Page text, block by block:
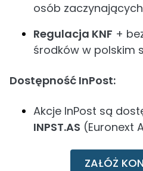
osób
Regulacja KNF +
środków w polskim
Dostępność InPost:
Akcje InPost są
INPST.AS (Euronext
ZAŁÓŻ